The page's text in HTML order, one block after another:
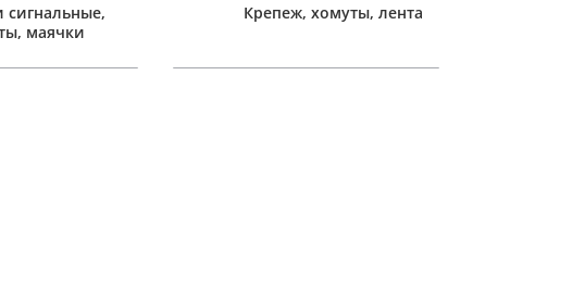
маячки
Крепеж, хомуты, лента